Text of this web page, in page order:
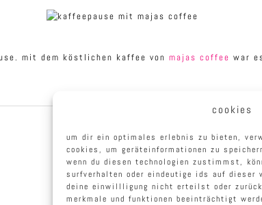
cookies
um dir ein optimales erlebnis zu bieten,
cookies, um geräteinformationen zu
wenn du diesen technologien zustimmst,
surfverhalten oder eindeutige ids auf dieser
deine einwillligung nicht erteilst oder
merkmale und funktionen beeinträchtigt
mit dem köstlichen kaffee von majas coffee war
im freien fühlen